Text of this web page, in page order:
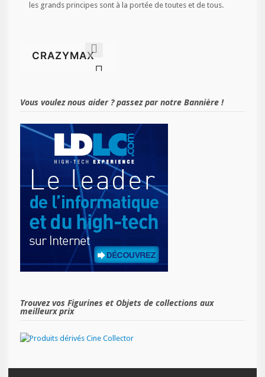
les grands principes sont à la portée de toutes et de tous.
Vous voulez nous aider ? passez par notre Bannière !
Trouvez vos Figurines et Objets de collections aux
meilleurx prix